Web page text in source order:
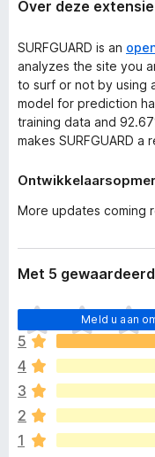
Over deze extensie
SURFGUARD is an
analyzes the site you
to surf or not by using
model for prediction
training data and
makes SURFGUARD
More updates coming
Met 5
Meld u aan
E
r
z
i
j
n
n
o
5
4
3
2
1